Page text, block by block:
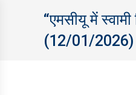
“एमसीयू में
(12/01/2026)